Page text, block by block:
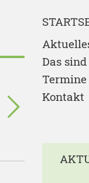
Das
Termine
Kontakt